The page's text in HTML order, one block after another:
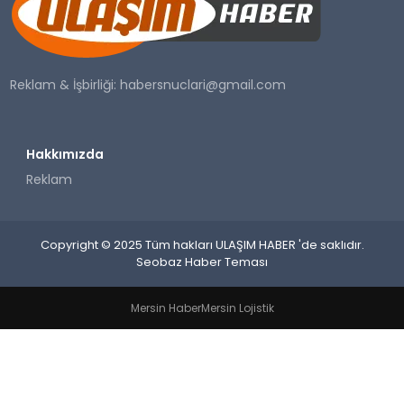
SAĞLIK
YAŞAM
Reklam & İşbirliği:habersnuclari@gmail.com
Hakkımızda
Reklam
Copyright © 2025 Tüm hakları ULAŞIM HABER 'de saklıdır.
Seobaz Haber Teması
Mersin HaberMersin Lojistik